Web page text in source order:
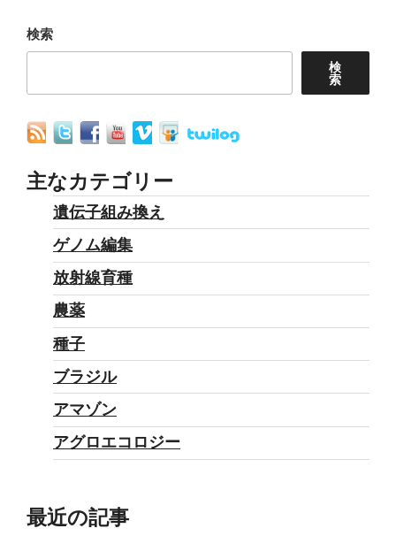
ン
検索
検
索
主なカテゴリー
遺伝子組み換え
ゲノム編集
放射線育種
農薬
種子
ブラジル
アマゾン
アグロエコロジー
最近の記事